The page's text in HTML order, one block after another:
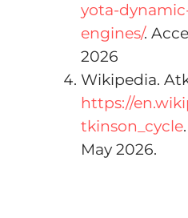
yota-
engines/.
2026
Wikipedia.
https://
tkinson_cycle
May 2026.